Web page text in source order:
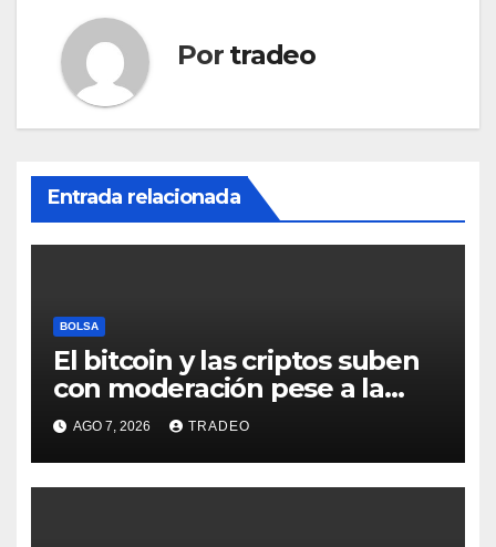
Por tradeo
Entrada relacionada
BOLSA
El bitcoin y las criptos suben
con moderación pese a la
incertidumbre en Oriente
Medio
AGO 7, 2026 TRADEO